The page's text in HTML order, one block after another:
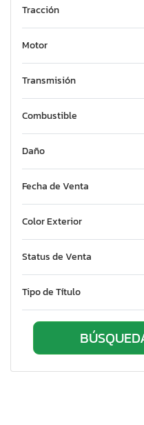
Tracción
Motor
Transmisión
Combustible
Daño
Fecha de Venta
Color Exterior
Status de Venta
Tipo de Título